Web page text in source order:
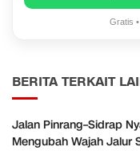
Gratis
BERITA TERKAIT
Jalan Pinrang–Sidrap
Mengubah Wajah Jalur